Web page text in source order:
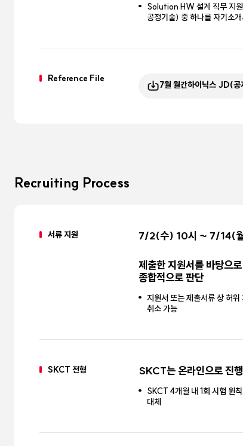
Solution HW 설계 직무 지
공정기술) 중 하나를 자기소
Reference File
7월 월간하이닉스 JD(
Recruiting Process
서류 지원 7/2(수) 10시 ~ 7/14(
제출한 지원서를 바탕으
종합적으로 판단
지원서 또는 제출서류 상 허
취소 가능
SKCT 전형 SKCT는 온라인으로 진
SKCT 4개월 내 1회 시험 원
대체